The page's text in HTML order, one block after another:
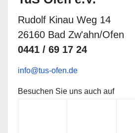
Rudolf Kinau Weg 14
26160 Bad Zw'ahn/Ofen
0441 / 69 17 24
info@tus-ofen.de
Besuchen Sie uns auch auf